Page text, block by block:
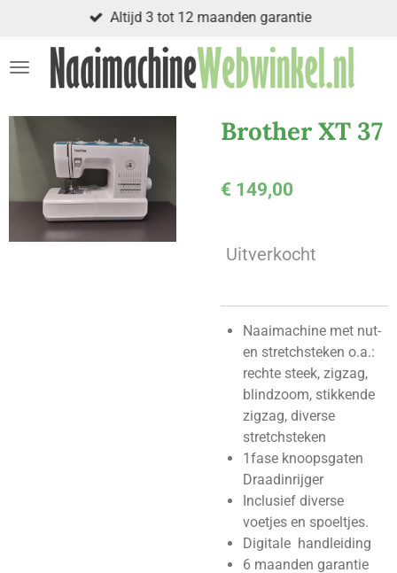
naar
Altijd 3 tot 12 maanden garantie
Brother XT 37
€ 149,00
Uitverkocht
Naaimachine met nut-
en stretchsteken o.a.:
rechte steek, zigzag,
blindzoom, stikkende
zigzag, diverse
stretchsteken
1fase knoopsgaten
Draadinrijger
Inclusief diverse
voetjes en spoeltjes.
Digitale handleiding
6 maanden garantie